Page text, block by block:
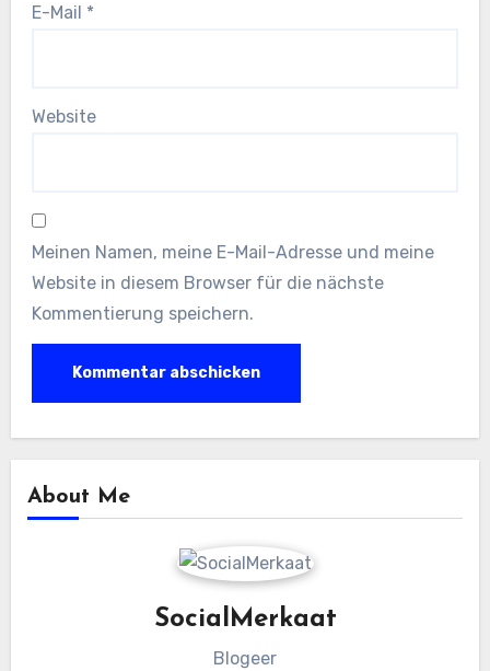
E-Mail *
Website
Meinen Namen, meine E-Mail-Adresse und meine
Website in diesem Browser für die nächste
Kommentierung speichern.
About Me
SocialMerkaat
Blogeer